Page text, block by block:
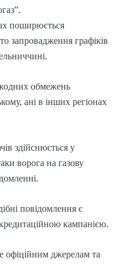
поширюється
запровадження графіків
обмежень
ані в інших регіонах
здійснюється у
ворога на газову
повідомлення є
кампанією.
офіційним джерелам та